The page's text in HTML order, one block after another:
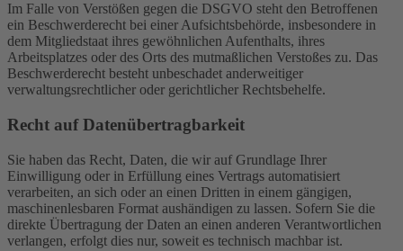
Im Falle von Verstößen gegen die DSGVO steht den Betroffenen
ein Beschwerderecht bei einer Aufsichtsbehörde, insbesondere in
dem Mitgliedstaat ihres gewöhnlichen Aufenthalts, ihres
Arbeitsplatzes oder des Orts des mutmaßlichen Verstoßes zu. Das
Beschwerderecht besteht unbeschadet anderweitiger
verwaltungsrechtlicher oder gerichtlicher Rechtsbehelfe.
Recht auf Daten­übertrag­barkeit
Sie haben das Recht, Daten, die wir auf Grundlage Ihrer
Einwilligung oder in Erfüllung eines Vertrags automatisiert
verarbeiten, an sich oder an einen Dritten in einem gängigen,
maschinenlesbaren Format aushändigen zu lassen. Sofern Sie die
direkte Übertragung der Daten an einen anderen Verantwortlichen
verlangen, erfolgt dies nur, soweit es technisch machbar ist.